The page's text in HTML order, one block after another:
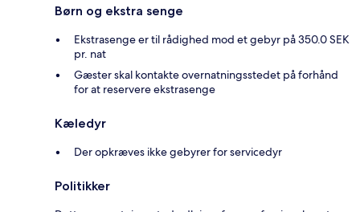
Børn og ekstra senge
Ekstrasenge er til rådighed mod et gebyr på 350.0 SEK
pr. nat
Gæster skal kontakte overnatningsstedet på forhånd
for at reservere ekstrasenge
Kæledyr
Der opkræves ikke gebyrer for servicedyr
Politikker